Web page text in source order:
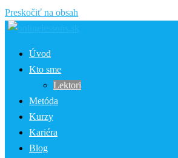
Preskočiť na obsah
Úvod
Kto sme
Lektori
Metóda
Kurzy
Kariéra
Blog